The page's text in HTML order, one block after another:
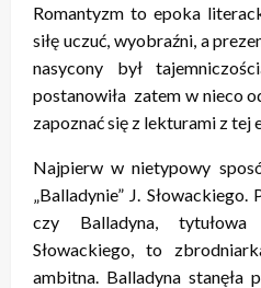
Romantyzm to epoka
siłę uczuć, wyobraźni, a
nasycony był
postanowiła zatem w nieco
zapoznać się z lekturami z tej
Najpierw w nietypowy
„Balladynie” J.
czy Balladyna,
Słowackiego, to
ambitna. Balladyna stanęła